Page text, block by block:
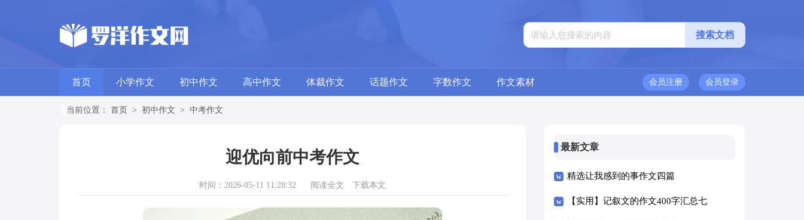
首页 小学作文 初中作文 高中作文 体裁作文 话题作文 字数作文 作文素材 会员登录
会员注册
当前位置： 首页 > 初中作文 > 中考作文
迎优向前中考作文
时间：2026-05-11 11:28:32 阅读全文 下载本文
最新文章
精选让我感到的事作文四篇
【实用】记叙文的作文400字汇总七